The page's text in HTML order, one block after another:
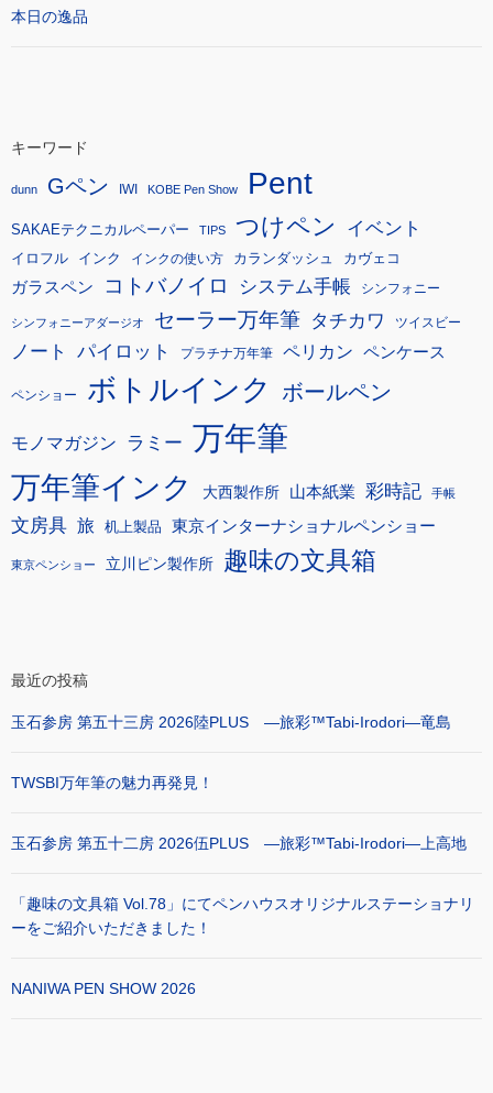
本日の逸品
キーワード
dunn Gペン IWI KOBE Pen Show Pent
SAKAEテクニカルペーパー TIPS つけペン イベント
イロフル インク インクの使い方 カランダッシュ カヴェコ
ガラスペン コトバノイロ システム手帳 シンフォニー
シンフォニーアダージオ セーラー万年筆 タチカワ ツイスビー
ノート パイロット プラチナ万年筆 ペリカン ペンケース
ペンショー ボトルインク ボールペン
モノマガジン ラミー 万年筆
万年筆インク 大西製作所 山本紙業 彩時記 手帳
文房具 旅 机上製品 東京インターナショナルペンショー
東京ペンショー 立川ピン製作所 趣味の文具箱
最近の投稿
玉石参房 第五十三房 2026陸PLUS ―旅彩™Tabi-Irodori―竜島
TWSBI万年筆の魅力再発見！
玉石参房 第五十二房 2026伍PLUS ―旅彩™Tabi-Irodori―上高地
「趣味の文具箱 Vol.78」にてペンハウスオリジナルステーショナリ
ーをご紹介いただきました！
NANIWA PEN SHOW 2026